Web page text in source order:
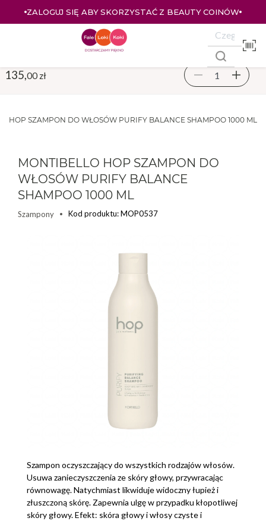
ZALOGUJ SIĘ ABY SKORZYSTAĆ Z BEAUTY COINÓW
HOP SZAMPON DO WŁOSÓW PURIFY BALANCE SHAMPOO 1000 ML
MONTIBELLO HOP SZAMPON DO
WŁOSÓW PURIFY BALANCE
SHAMPOO 1000 ML
Szampony Kod produktu: MOP0537
Szampon oczyszczający do wszystkich rodzajów włosów.
Usuwa zanieczyszczenia ze skóry głowy, przywracając
równowagę. Natychmiast likwiduje widoczny łupież i
złuszczoną skórę. Zapewnia ulgę w przypadku kłopotliwej
skóry głowy. Efekt: skóra głowy i włosy czyste i
135, 00 zł